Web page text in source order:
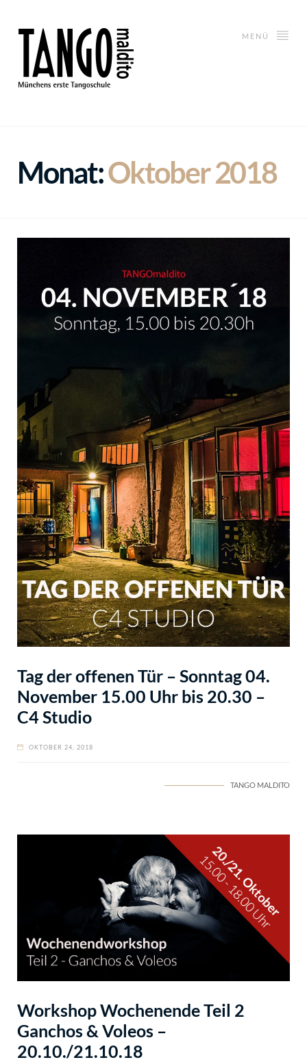
MENÜ
Monat:Oktober 2018
Tag der offenen Tür – Sonntag 04.
November 15.00 Uhr bis 20.30 –
C4 Studio
OKTOBER 24, 2018
TANGO MALDITO
Workshop Wochenende Teil 2
Ganchos & Voleos –
20.10./21.10.18